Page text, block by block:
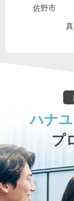
佐野市
ハナ
プ